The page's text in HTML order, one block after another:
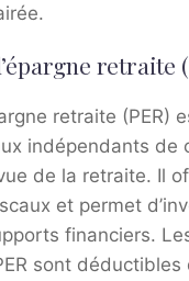
retraite
retraite (PER)
indépendants de
de la retraite. Il
et permet
financiers.
sont déductibles